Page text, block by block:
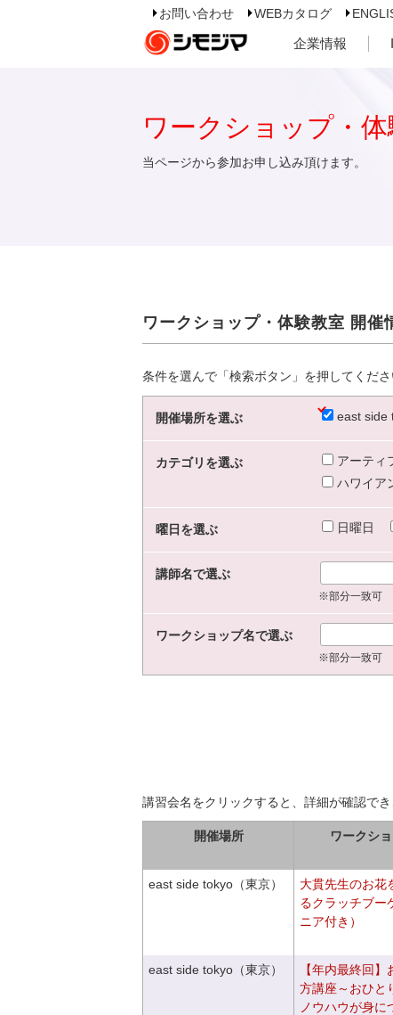
お問い合わせ WEBカタログ
企業情報
ワークショップ・体
当ページから参加お申し込み頂けます。
ワークショップ・体験教室 開催
条件を選んで「検索ボタン」を押してくだ
開催場所を選ぶ east side
カテゴリを選ぶ アーティ
ハワイア
曜日を選ぶ 日曜日
講師名で選ぶ
※部分一致可
ワークショップ名で選ぶ
※部分一致可
講習会名をクリックすると、詳細が確認でき
開催場所 ワークシ
east side tokyo（東京）
大貫先生のお花
るクラッチブー
ニア付き）
east side tokyo（東京）
【年内最終回
方講座～おひと
ノウハウが身に